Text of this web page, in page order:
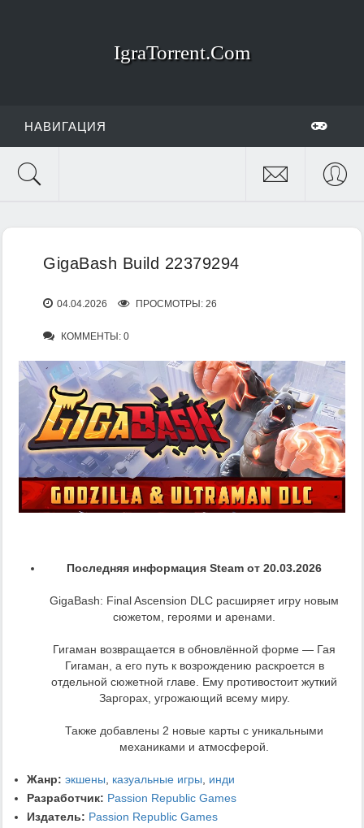
IgraTorrent.Com
НАВИГАЦИЯ
GigaBash Build 22379294
04.04.2026 ПРОСМОТРЫ: 26
КОММЕНТЫ: 0
Последняя информация Steam от 20.03.2026
GigaBash: Final Ascension DLC расширяет игру новым
сюжетом, героями и аренами.
Гигаман возвращается в обновлённой форме — Гая
Гигаман, а его путь к возрождению раскроется в
отдельной сюжетной главе. Ему противостоит жуткий
Заргорах, угрожающий всему миру.
Также добавлены 2 новые карты с уникальными
механиками и атмосферой.
Жанр: экшены, казуальные игры, инди
Разработчик: Passion Republic Games
Издатель: Passion Republic Games